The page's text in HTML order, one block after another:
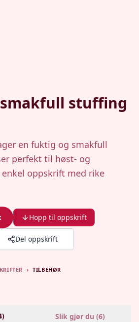
stuffing
en fuktig og smakfull
perfekt til høst- og
oppskrift med rike
Hopp til oppskrift
Del oppskrift
› TILBEHØR
) Slik gjør du (6)